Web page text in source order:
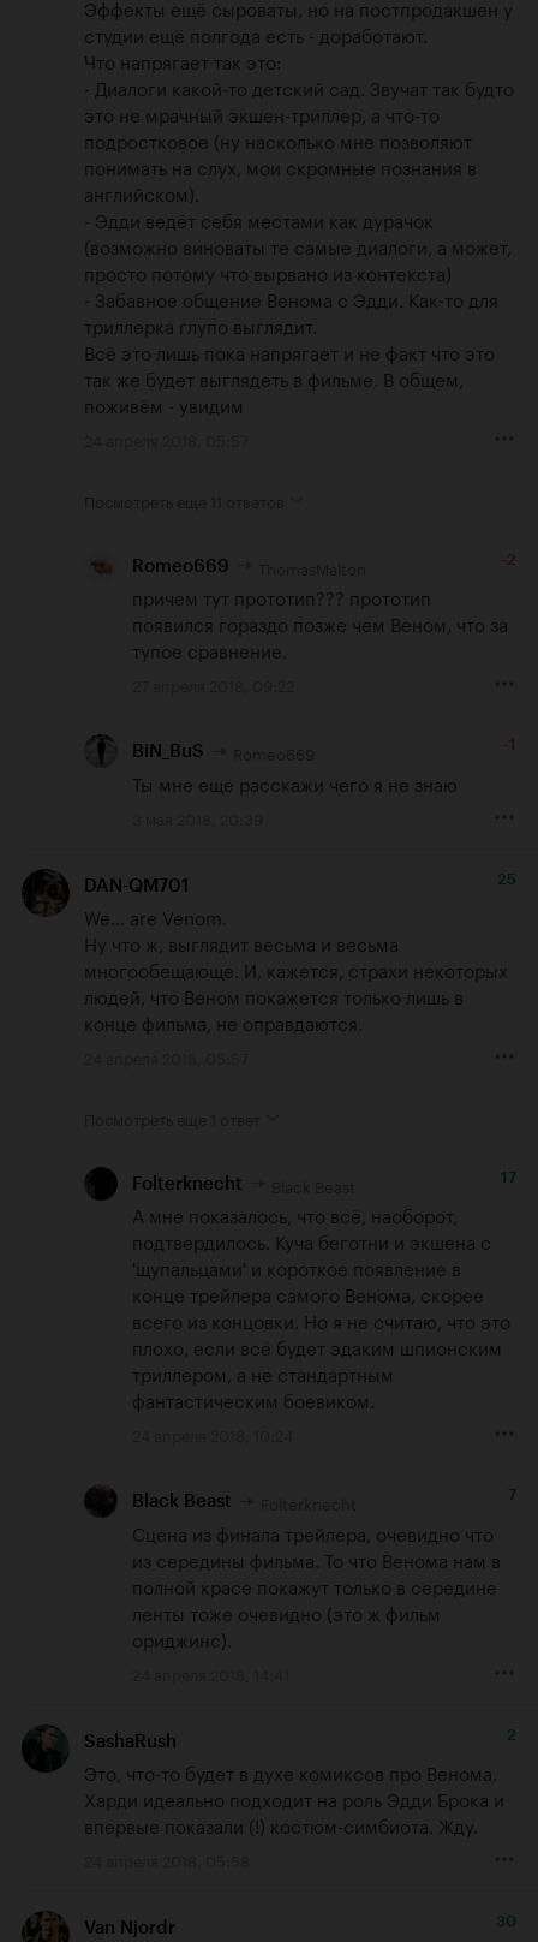
Эффекты ещё сыроваты, но на постпродакшен у
студии ещё полгода есть - доработают.
Что напрягает так это:
- Диалоги какой-то детский сад. Звучат так будто
это не мрачный экшен-триллер, а что-то
подростковое (ну насколько мне позволяют
понимать на слух, мои скромные познания в
английском).
- Эдди ведёт себя местами как дурачок
(возможно виноваты те самые диалоги, а может,
просто потому что вырвано из контекста)
- Забавное общение Венома с Эдди. Как-то для
триллерка глупо выглядит.
Всё это лишь пока напрягает и не факт что это
так же будет выглядеть в фильме. В общем,
поживём - увидим
Romeo669 -2
причем тут прототип??? прототип
появился гораздо позже чем Веном, что за
тупое сравнение.
BiN_BuS -1
Ты мне еще расскажи чего я не знаю
DAN-QM701 25
We... are Venom.
Ну что ж, выглядит весьма и весьма
многообещающе. И, кажется, страхи некоторых
людей, что Веном покажется только лишь в
конце фильма, не оправдаются.
Folterknecht 17
А мне показалось, что всё, наоборот,
подтвердилось. Куча беготни и экшена с
'щупальцами' и короткое появление в
конце трейлера самого Венома, скорее
всего из концовки. Но я не считаю, что это
плохо, если всё будет эдаким шпионским
триллером, а не стандартным
фантастическим боевиком.
Black Beast 7
Сцена из финала трейлера, очевидно что
из середины фильма. То что Венома нам в
полной красе покажут только в середине
ленты тоже очевидно (это ж фильм
ориджинс).
SashaRush 2
Это, что-то будет в духе комиксов про Венома.
Харди идеально подходит на роль Эдди Брока и
впервые показали (!) костюм-симбиота. Жду.
Van Njordr 30